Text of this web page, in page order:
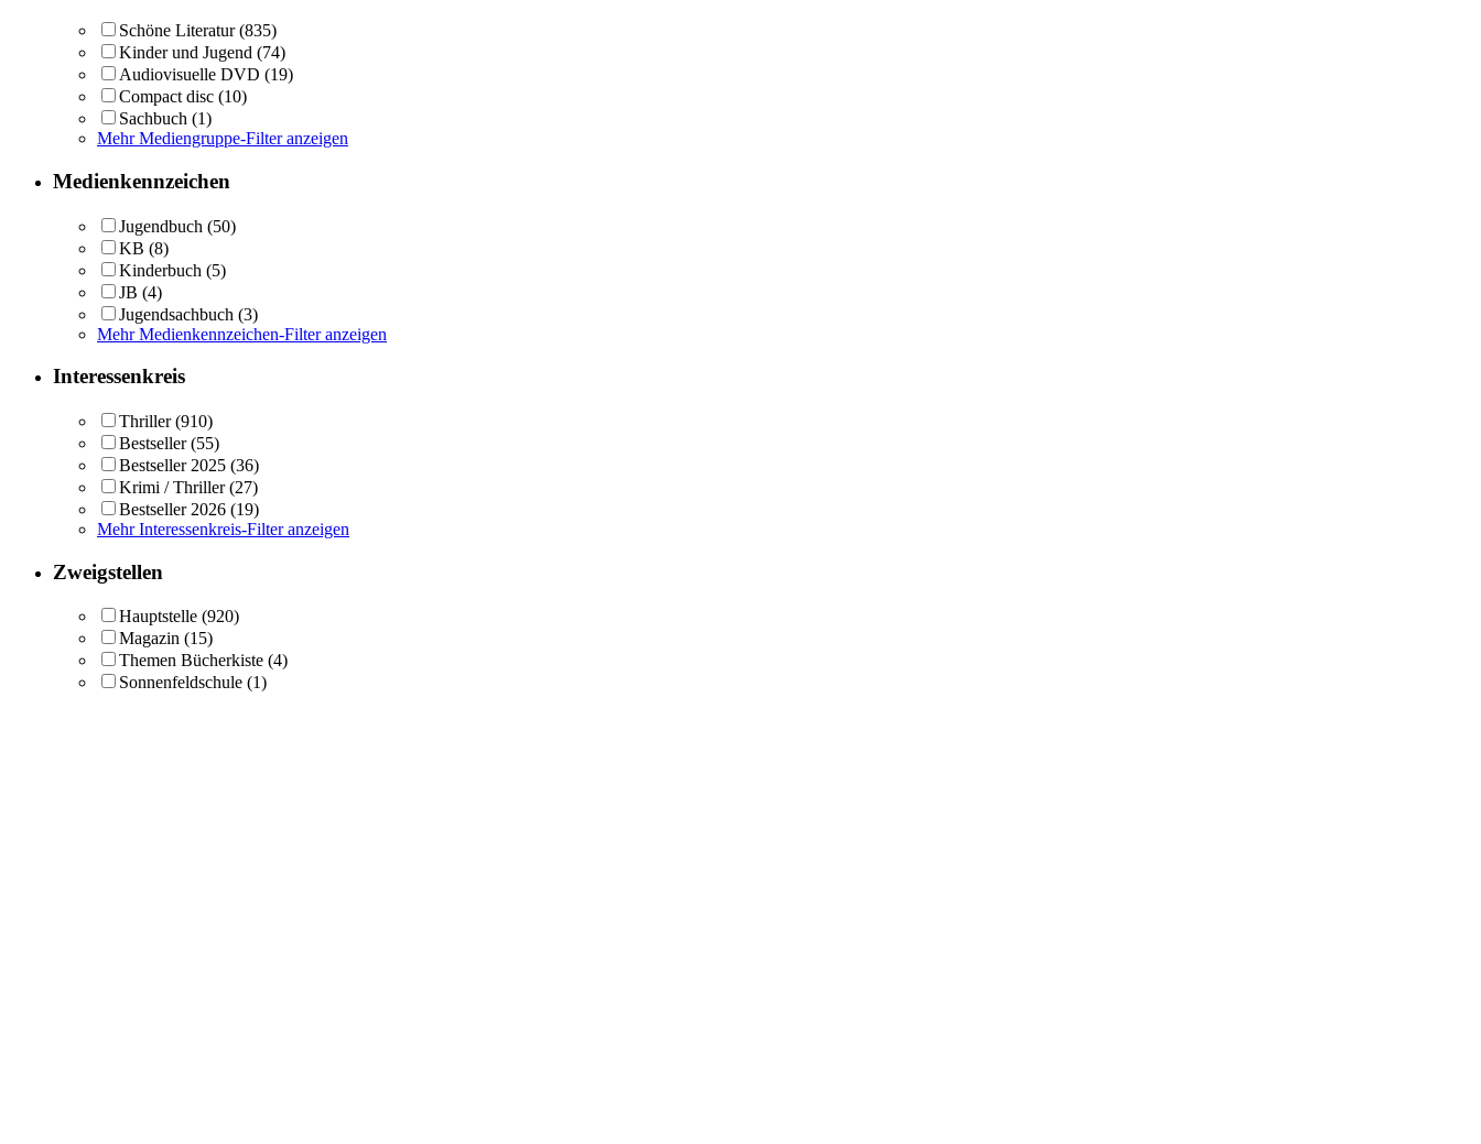
Schöne Literatur (835)
Kinder und Jugend (74)
Audiovisuelle DVD (19)
Compact disc (10)
Sachbuch (1)
Mehr Mediengruppe-Filter anzeigen
Medienkennzeichen
Jugendbuch (50)
KB (8)
Kinderbuch (5)
JB (4)
Jugendsachbuch (3)
Mehr Medienkennzeichen-Filter anzeigen
Interessenkreis
Thriller (910)
Bestseller (55)
Bestseller 2025 (36)
Krimi / Thriller (27)
Bestseller 2026 (19)
Mehr Interessenkreis-Filter anzeigen
Zweigstellen
Hauptstelle (920)
Magazin (15)
Themen Bücherkiste (4)
Sonnenfeldschule (1)